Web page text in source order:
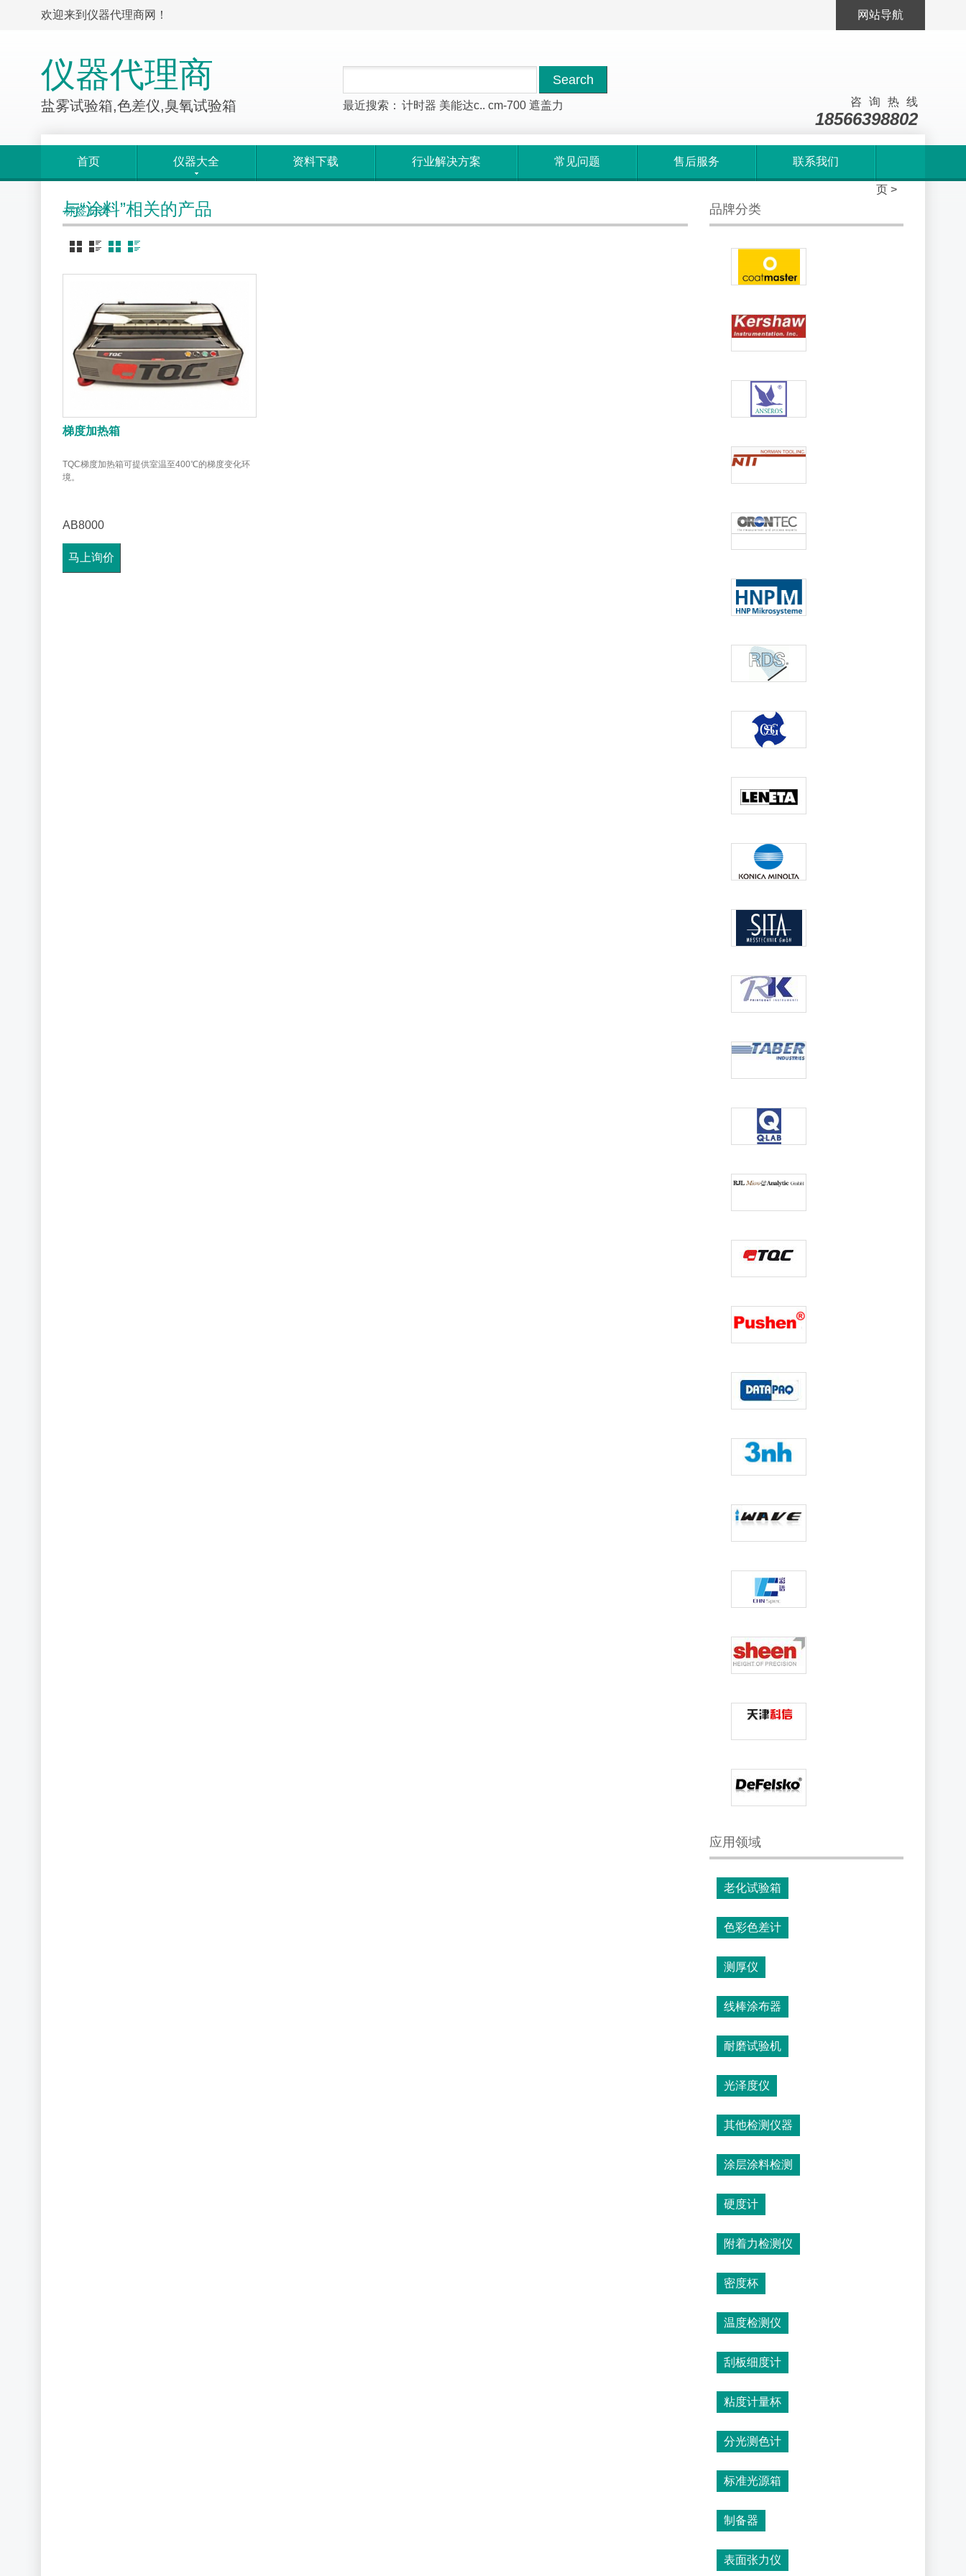
网站导航
欢迎来到仪器代理商网！
仪器代理商
盐雾试验箱,色差仪,臭氧试验箱 最近搜索： 计时器 美能达c.. cm-700 遮盖力 咨询热线
18566398802
首页 仪器大全 资料下载 行业解决方案 常见问题 售后服务 联系我们
页 >
标签归类
与“涂料”相关的产品
梯度加热箱
TQC梯度加热箱可提供室温至400℃的梯度变化环
境。
AB8000
马上询价
品牌分类
应用领域
老化试验箱
色彩色差计
测厚仪
线棒涂布器
耐磨试验机
光泽度仪
其他检测仪器
涂层涂料检测
硬度计
附着力检测仪
密度杯
温度检测仪
刮板细度计
粘度计量杯
分光测色计
标准光源箱
制备器
表面张力仪